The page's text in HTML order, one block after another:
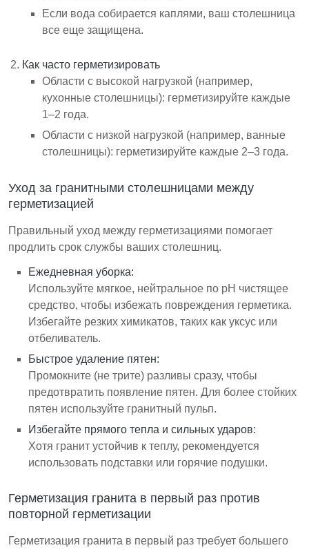
Если вода собирается каплями, ваш столешница
все еще защищена.
Как часто герметизировать
Области с высокой нагрузкой (например,
кухонные столешницы): герметизируйте каждые
1–2 года.
Области с низкой нагрузкой (например, ванные
столешницы): герметизируйте каждые 2–3 года.
Уход за гранитными столешницами между
герметизацией
Правильный уход между герметизациями помогает
продлить срок службы ваших столешниц.
Ежедневная уборка:
Используйте мягкое, нейтральное по pH чистящее
средство, чтобы избежать повреждения герметика.
Избегайте резких химикатов, таких как уксус или
отбеливатель.
Быстрое удаление пятен:
Промокните (не трите) разливы сразу, чтобы
предотвратить появление пятен. Для более стойких
пятен используйте гранитный пульп.
Избегайте прямого тепла и сильных ударов:
Хотя гранит устойчив к теплу, рекомендуется
использовать подставки или горячие подушки.
Герметизация гранита в первый раз против
повторной герметизации
Герметизация гранита в первый раз требует большего